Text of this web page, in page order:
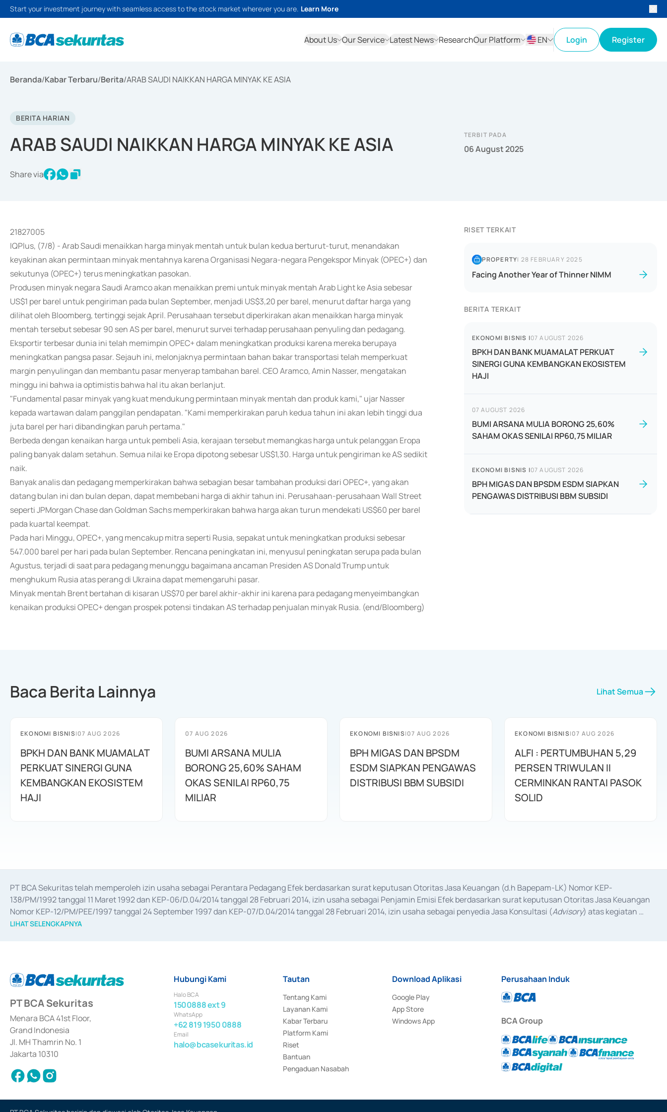
Start your investment journey with seamless access to the stock market wherever you are. Learn More
About Us Our Service Latest News ResearchOur Platform
EN
Login Register
Beranda/Kabar Terbaru/Berita/ARAB SAUDI NAIKKAN HARGA MINYAK KE ASIA
BERITA HARIAN
ARAB SAUDI NAIKKAN HARGA MINYAK KE ASIA
Share via
TERBIT PADA
06 August 2025
21827005
IQPlus, (7/8) - Arab Saudi menaikkan harga minyak mentah untuk bulan kedua berturut-turut, menandakan
keyakinan akan permintaan minyak mentahnya karena Organisasi Negara-negara Pengekspor Minyak (OPEC+) dan
sekutunya (OPEC+) terus meningkatkan pasokan.
Produsen minyak negara Saudi Aramco akan menaikkan premi untuk minyak mentah Arab Light ke Asia sebesar
US$1 per barel untuk pengiriman pada bulan September, menjadi US$3,20 per barel, menurut daftar harga yang
dilihat oleh Bloomberg, tertinggi sejak April. Perusahaan tersebut diperkirakan akan menaikkan harga minyak
mentah tersebut sebesar 90 sen AS per barel, menurut survei terhadap perusahaan penyuling dan pedagang.
Eksportir terbesar dunia ini telah memimpin OPEC+ dalam meningkatkan produksi karena mereka berupaya
meningkatkan pangsa pasar. Sejauh ini, melonjaknya permintaan bahan bakar transportasi telah memperkuat
margin penyulingan dan membantu pasar menyerap tambahan barel. CEO Aramco, Amin Nasser, mengatakan
minggu ini bahwa ia optimistis bahwa hal itu akan berlanjut.
"Fundamental pasar minyak yang kuat mendukung permintaan minyak mentah dan produk kami," ujar Nasser
kepada wartawan dalam panggilan pendapatan. "Kami memperkirakan paruh kedua tahun ini akan lebih tinggi dua
juta barel per hari dibandingkan paruh pertama."
Berbeda dengan kenaikan harga untuk pembeli Asia, kerajaan tersebut memangkas harga untuk pelanggan Eropa
paling banyak dalam setahun. Semua nilai ke Eropa dipotong sebesar US$1,30. Harga untuk pengiriman ke AS sedikit
naik.
Banyak analis dan pedagang memperkirakan bahwa sebagian besar tambahan produksi dari OPEC+, yang akan
datang bulan ini dan bulan depan, dapat membebani harga di akhir tahun ini. Perusahaan-perusahaan Wall Street
seperti JPMorgan Chase dan Goldman Sachs memperkirakan bahwa harga akan turun mendekati US$60 per barel
pada kuartal keempat.
Pada hari Minggu, OPEC+, yang mencakup mitra seperti Rusia, sepakat untuk meningkatkan produksi sebesar
547.000 barel per hari pada bulan September. Rencana peningkatan ini, menyusul peningkatan serupa pada bulan
Agustus, terjadi di saat para pedagang menunggu bagaimana ancaman Presiden AS Donald Trump untuk
menghukum Rusia atas perang di Ukraina dapat memengaruhi pasar.
Minyak mentah Brent bertahan di kisaran US$70 per barel akhir-akhir ini karena para pedagang menyeimbangkan
kenaikan produksi OPEC+ dengan prospek potensi tindakan AS terhadap penjualan minyak Rusia. (end/Bloomberg)
RISET TERKAIT
PROPERTY| 28 FEBRUARY 2025
Facing Another Year of Thinner NIMM
BERITA TERKAIT
EKONOMI BISNIS |07 AUGUST 2026
BPKH DAN BANK MUAMALAT PERKUAT
SINERGI GUNA KEMBANGKAN EKOSISTEM
HAJI
07 AUGUST 2026
BUMI ARSANA MULIA BORONG 25,60%
SAHAM OKAS SENILAI RP60,75 MILIAR
EKONOMI BISNIS |07 AUGUST 2026
BPH MIGAS DAN BPSDM ESDM SIAPKAN
PENGAWAS DISTRIBUSI BBM SUBSIDI
Baca Berita Lainnya Lihat Semua
EKONOMI BISNIS|07 AUG 2026
BPKH DAN BANK MUAMALAT
PERKUAT SINERGI GUNA
KEMBANGKAN EKOSISTEM
HAJI
07 AUG 2026
BUMI ARSANA MULIA
BORONG 25,60% SAHAM
OKAS SENILAI RP60,75
MILIAR
EKONOMI BISNIS|07 AUG 2026
BPH MIGAS DAN BPSDM
ESDM SIAPKAN PENGAWAS
DISTRIBUSI BBM SUBSIDI
EKONOMI BISNIS|07 AUG 2026
ALFI : PERTUMBUHAN 5,29
PERSEN TRIWULAN II
CERMINKAN RANTAI PASOK
SOLID
PT BCA Sekuritas telah memperoleh izin usaha sebagai Perantara Pedagang Efek berdasarkan surat keputusan Otoritas Jasa Keuangan (d.h Bapepam-LK) Nomor KEP-
138/PM/1992 tanggal 11 Maret 1992 dan KEP-06/D.04/2014 tanggal 28 Februari 2014, izin usaha sebagai Penjamin Emisi Efek berdasarkan surat keputusan Otoritas Jasa Keuangan
Nomor KEP-12/PM/PEE/1997 tanggal 24 September 1997 dan KEP-07/D.04/2014 tanggal 28 Februari 2014, izin usaha sebagai penyedia Jasa Konsultasi (Advisory) atas kegiatan
merger, akuisisi, divestasi, dan
LIHAT SELENGKAPNYA
PT BCA Sekuritas
Menara BCA 41st Floor,
Grand Indonesia
Jl. MH Thamrin No. 1
Jakarta 10310
Hubungi Kami
Halo BCA
1500888 ext 9
WhatsApp
+62 819 1950 0888
Email
halo@bcasekuritas.id
Tautan
Tentang Kami
Layanan Kami
Kabar Terbaru
Platform Kami
Riset
Bantuan
Pengaduan Nasabah
Download Aplikasi
Google Play
App Store
Windows App
Perusahaan Induk
BCA Group